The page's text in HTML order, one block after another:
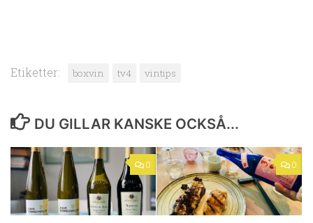
Etiketter: boxvin tv4 vintips
DU GILLAR KANSKE OCKSÅ...
0 0